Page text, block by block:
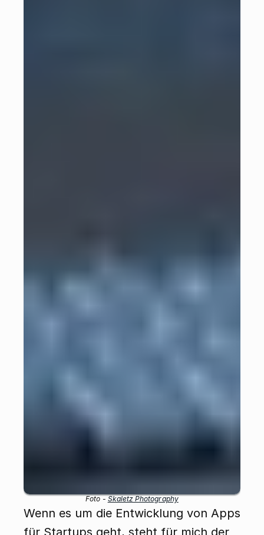
Foto - Skaletz Photography
Wenn es um die Entwicklung von Apps